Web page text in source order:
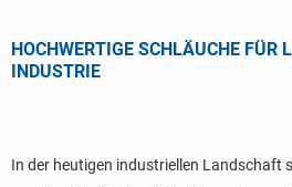
HOCHWERTIGE SCHLÄUCHE FÜR
INDUSTRIE
In der heutigen industriellen Landschaft